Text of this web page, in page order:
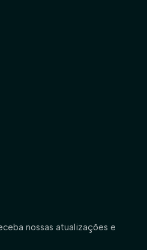
nossas atualizações e